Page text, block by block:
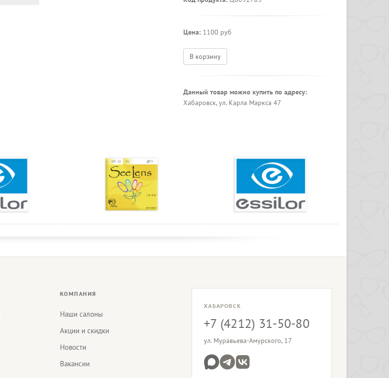
Цена: 1100 руб
В корзину
Данный товар можно купить по адресу:
Хабаровск, ул. Карла Маркса 47
КОМПАНИЯ
Наши салоны
Акции и скидки
Новости
Вакансии
ХАБАРОВСК
+7 (4212) 31-50-80
ул. Муравьева-Амурского, 17